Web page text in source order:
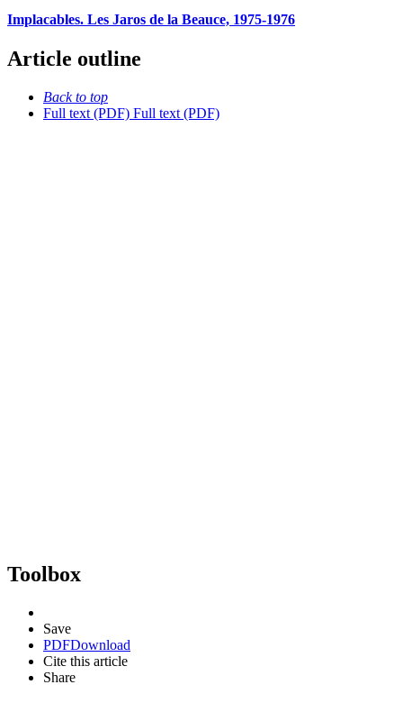
Implacables. Les Jaros de la Beauce, 1975-1976
Article outline
Back to top
Full text (PDF) Full text (PDF)
Toolbox
Save
PDFDownload
Cite this article
Share